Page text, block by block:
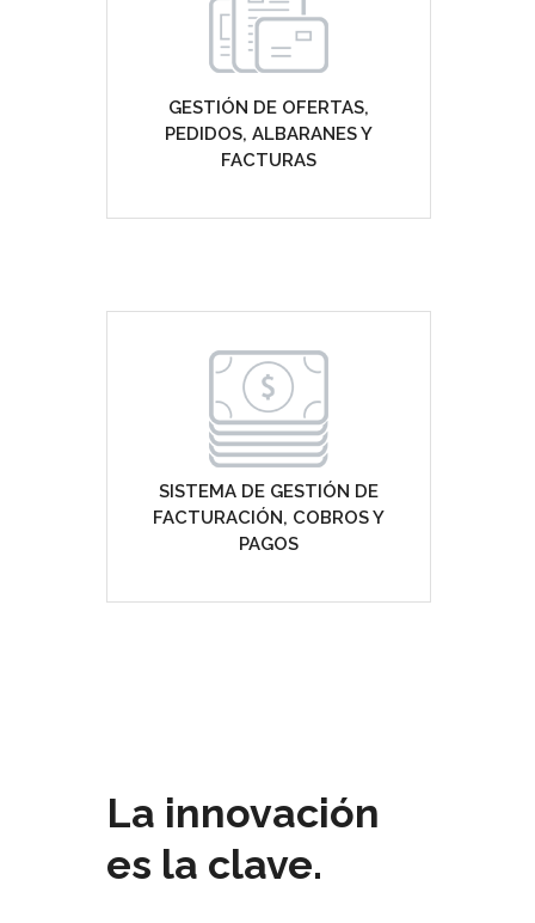
GESTIÓN DE OFERTAS,
PEDIDOS, ALBARANES Y
FACTURAS
SISTEMA DE GESTIÓN DE
FACTURACIÓN, COBROS Y
PAGOS
La innovación
es la clave.